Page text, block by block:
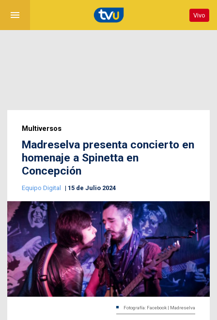
menu Vivo
Multiversos
Madreselva presenta concierto en
homenaje a Spinetta en
Concepción
Equipo Digital 15 de Julio 2024
Fotografía: Facebook | Madreselva